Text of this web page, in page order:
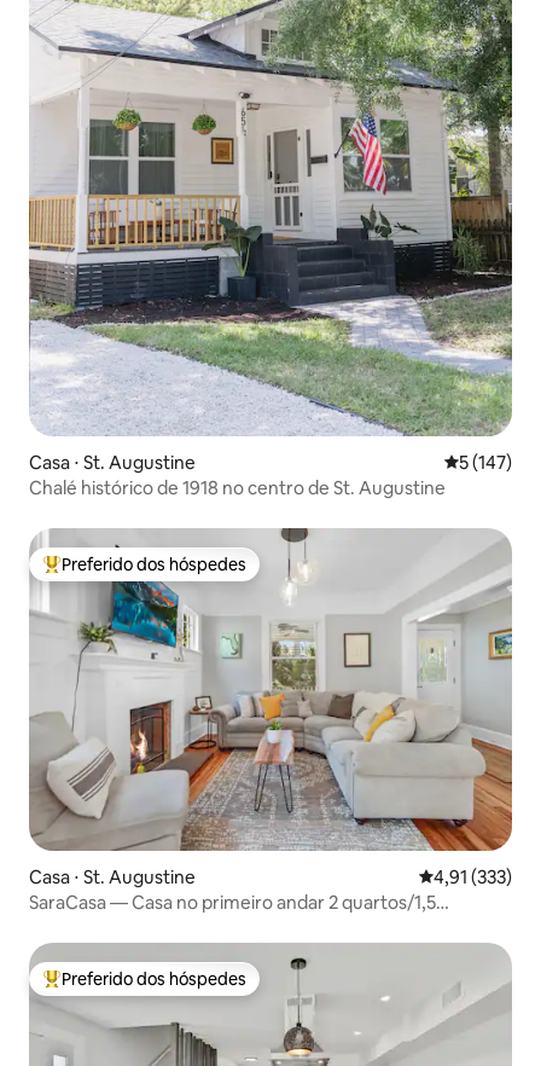
Casa ⋅ St. Augustine 5 de uma
5 (147)
Chalé histórico de 1918 no centro de St. Augustine
Entre os melhores preferidos dos hóspedes
Preferido dos hóspedes
Casa ⋅ St. Augustine 4,91 de uma
4,91 (333)
SaraCasa — Casa no primeiro andar 2 quartos/1,5
Entre os melhores preferidos dos hóspedes
Preferido dos hóspedes